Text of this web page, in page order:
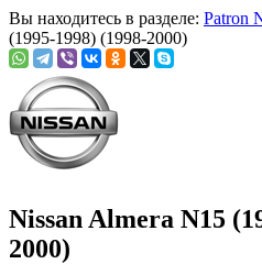
Вы находитесь в разделе: Patron
(1995-1998) (1998-2000)
Nissan Almera N15
2000)